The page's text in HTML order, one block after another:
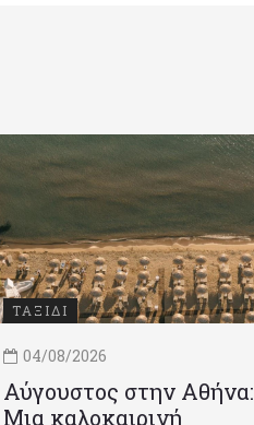
ΤΑΞΙΔΙ
04/08/2026
Αύγουστος στην Αθήνα:
Μια καλοκαιρινή